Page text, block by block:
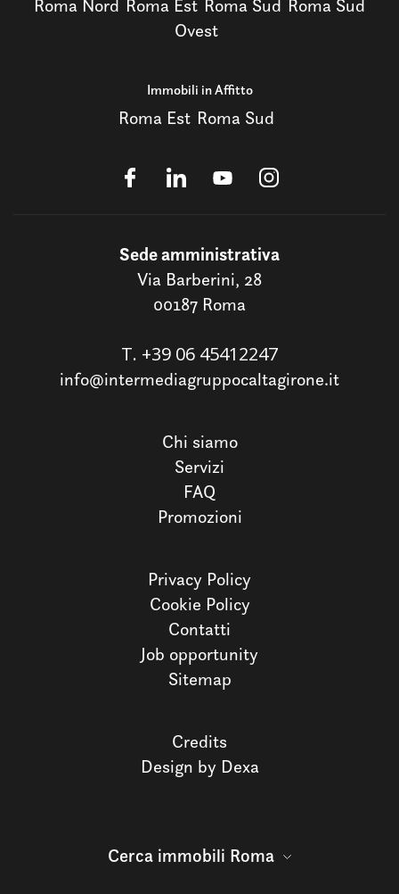
Roma Nord Roma Est Roma Sud Roma Sud
Ovest
Immobili in Affitto
Roma Est Roma Sud
Sede amministrativa
Via Barberini, 28
00187 Roma
T. +39 06 45412247
info@intermediagruppocaltagirone.it
Chi siamo
Servizi
FAQ
Promozioni
Privacy Policy
Cookie Policy
Contatti
Job opportunity
Sitemap
Credits
Design by Dexa
Cerca immobili Roma